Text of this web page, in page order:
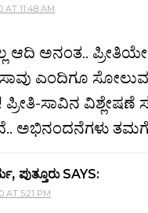
AT 11:48 AM
ಆದಿ ಅನಂತ..
ಎಂದಿಗೂ
ಪ್ರೀತಿ-ಸಾವಿನ ವಿಶ್ಲೇಷಣೆ
ಅಭಿನಂದನೆಗಳು
ಪುತ್ತೂರು SAYS:
AT 5:21 PM